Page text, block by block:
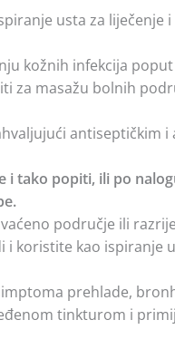
usta za liječenje
kožnih infekcija
za masažu bolnih
antiseptičkim
tako popiti, ili po
područje ili
koristite kao ispiranje
prehlade,
tinkturom i